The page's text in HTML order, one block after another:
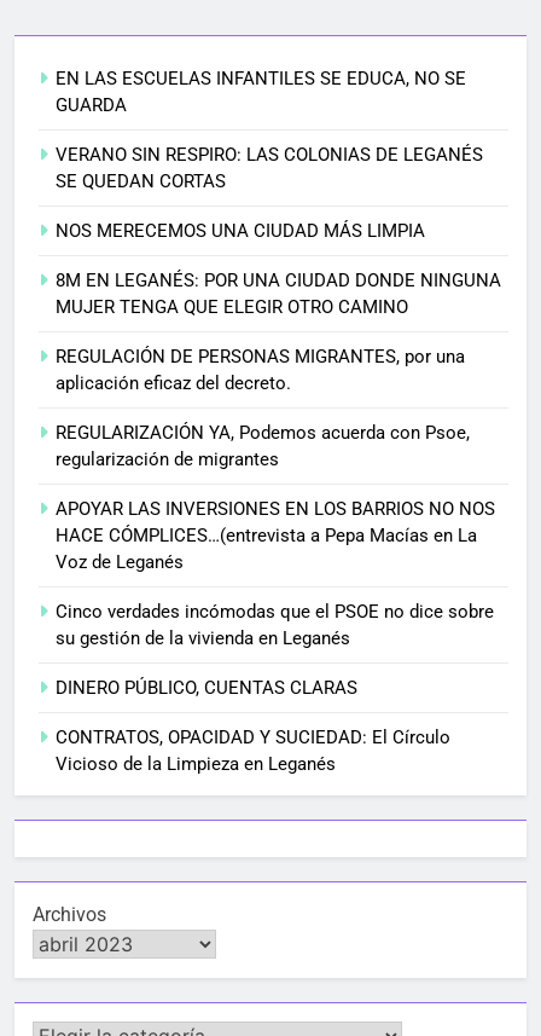
EN LAS ESCUELAS INFANTILES SE EDUCA, NO SE
GUARDA
VERANO SIN RESPIRO: LAS COLONIAS DE LEGANÉS
SE QUEDAN CORTAS
NOS MERECEMOS UNA CIUDAD MÁS LIMPIA
8M EN LEGANÉS: POR UNA CIUDAD DONDE NINGUNA
MUJER TENGA QUE ELEGIR OTRO CAMINO
REGULACIÓN DE PERSONAS MIGRANTES, por una
aplicación eficaz del decreto.
REGULARIZACIÓN YA, Podemos acuerda con Psoe,
regularización de migrantes
APOYAR LAS INVERSIONES EN LOS BARRIOS NO NOS
HACE CÓMPLICES…(entrevista a Pepa Macías en La
Voz de Leganés
Cinco verdades incómodas que el PSOE no dice sobre
su gestión de la vivienda en Leganés
DINERO PÚBLICO, CUENTAS CLARAS
CONTRATOS, OPACIDAD Y SUCIEDAD: El Círculo
Vicioso de la Limpieza en Leganés
Archivos